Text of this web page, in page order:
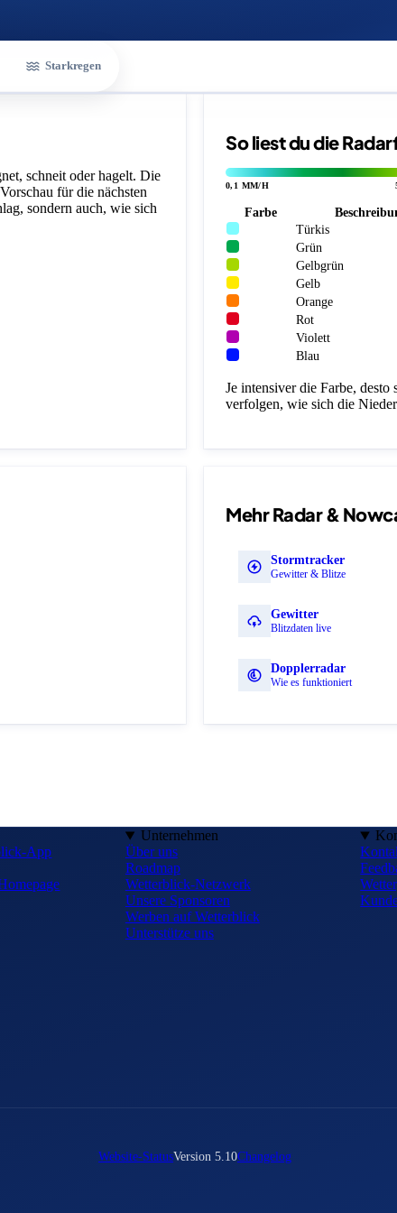
Starkregen
schneit oder hagelt. Die
für die nächsten
sondern auch, wie sich
So liest du die
0,1 MM/H
Farbe
Türkis
Grün
Gelbgrün
Gelb
Orange
Rot
Violett
Blau
Je intensiver die Farbe,
verfolgen, wie sich die
Mehr Radar &
Stormtracker
Gewitter & Blitze
Gewitter
Blitzdaten live
Dopplerradar
Wie es funktioniert
App
Unternehmen
Über uns
Roadmap
Wetterblick-Netzwerk
Unsere Sponsoren
Werben auf Wetterblick
Unterstütze uns
Website-StatusVersion 5.10Changelog